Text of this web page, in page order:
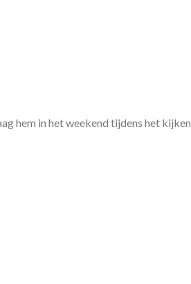
hem in het weekend tijdens het kijken